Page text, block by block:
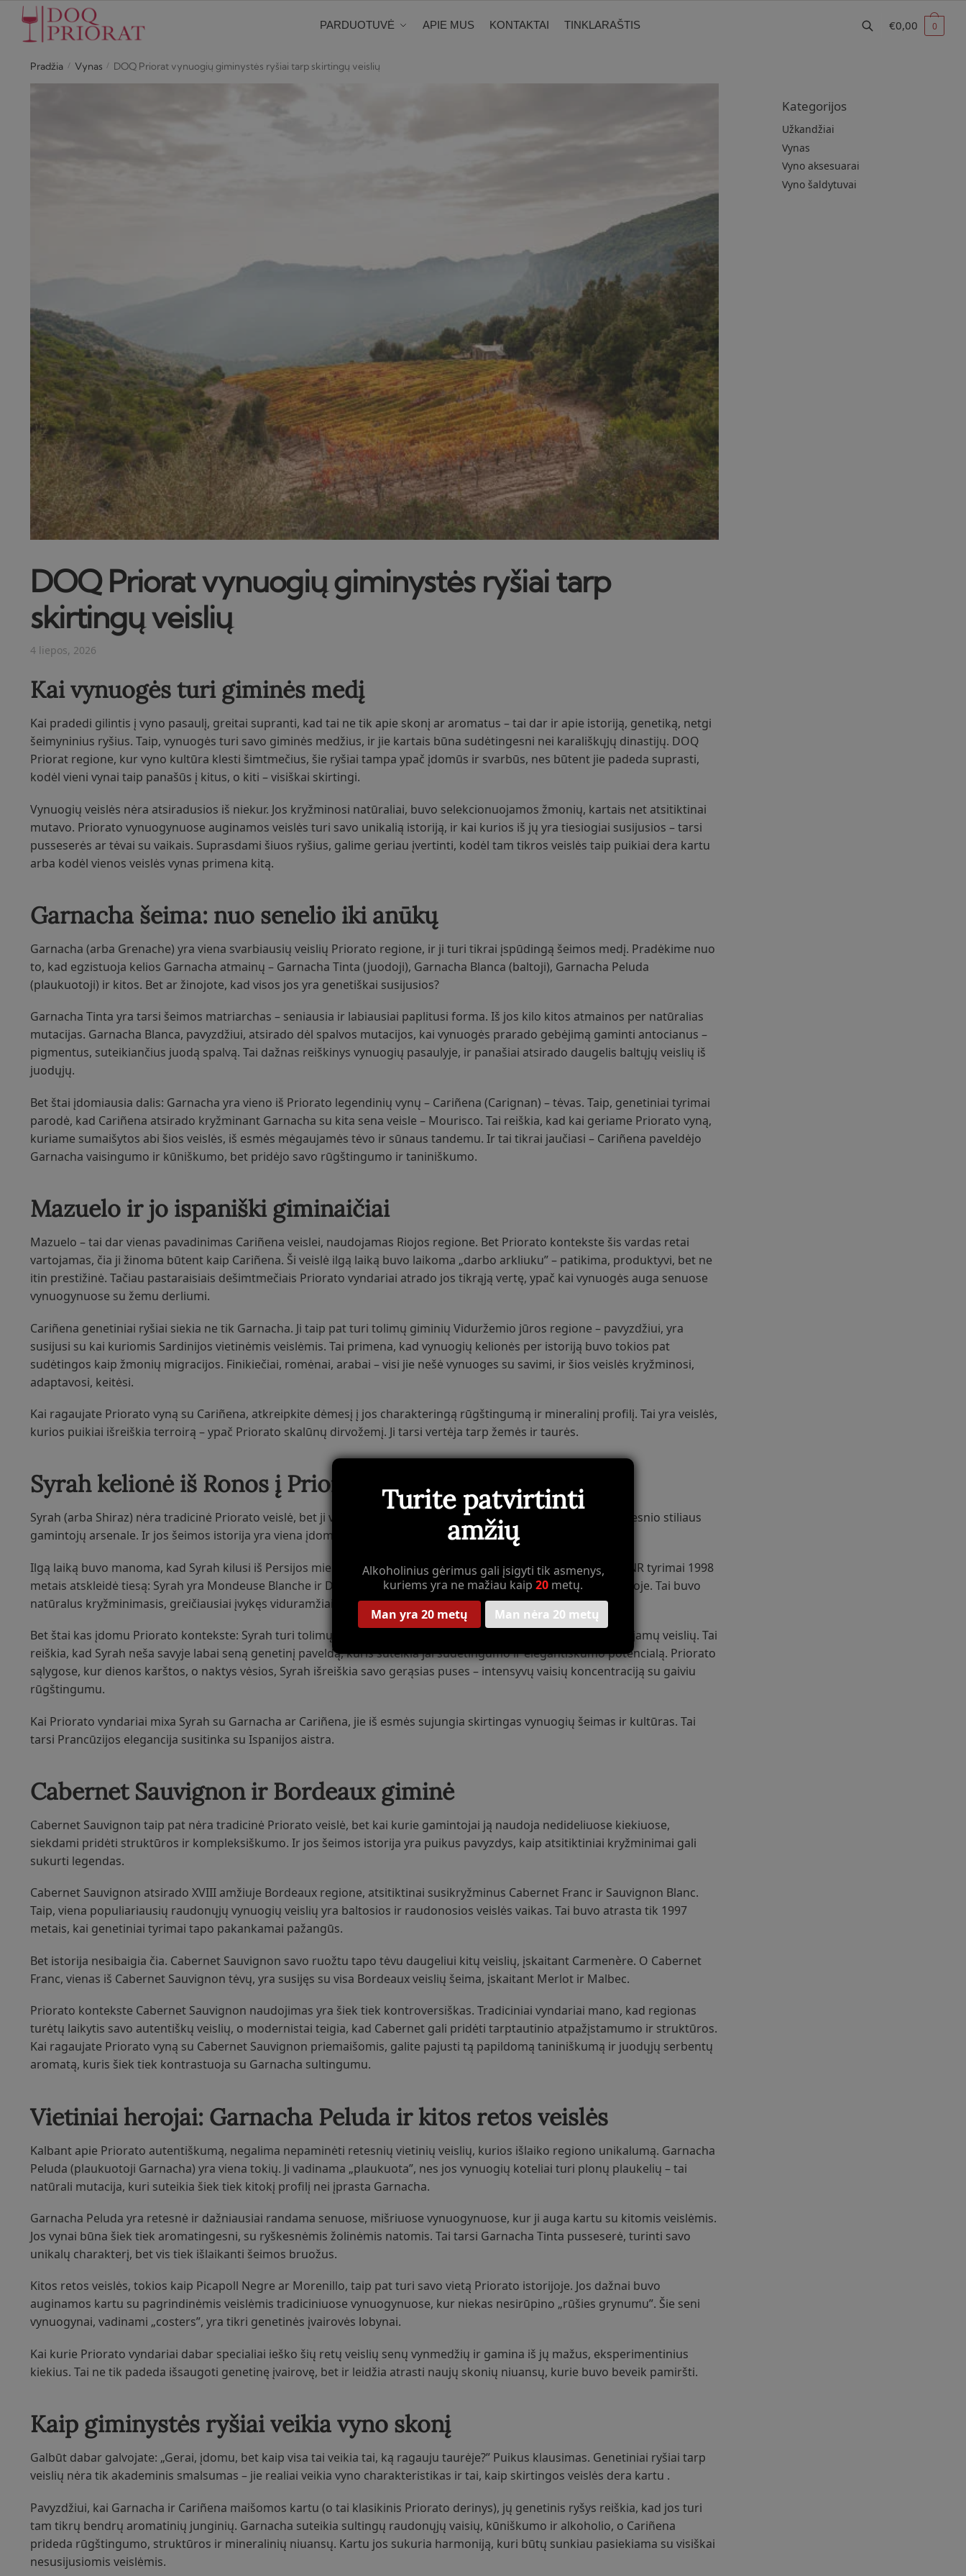
navigation
content
PARDUOTUVĖ APIE MUS KONTAKTAI TINKLARAŠTIS €0,00 0
Pradžia / Vynas / DOQ Priorat vynuogių giminystės ryšiai tarp skirtingų veislių
DOQ Priorat vynuogių giminystės ryšiai tarp
skirtingų veislių
4 liepos, 2026
Kai vynuogės turi giminės medį
Kai pradedi gilintis į vyno pasaulį, greitai supranti, kad tai ne tik apie skonį ar aromatus – tai dar ir apie istoriją, genetiką, netgi
šeimyninius ryšius. Taip, vynuogės turi savo giminės medžius, ir jie kartais būna sudėtingesni nei karališkųjų dinastijų. DOQ
Priorat regione, kur vyno kultūra klesti šimtmečius, šie ryšiai tampa ypač įdomūs ir svarbūs, nes būtent jie padeda suprasti,
kodėl vieni vynai taip panašūs į kitus, o kiti – visiškai skirtingi.
Vynuogių veislės nėra atsiradusios iš niekur. Jos kryžminosi natūraliai, buvo selekcionuojamos žmonių, kartais net atsitiktinai
mutavo. Priorato vynuogynuose auginamos veislės turi savo unikalią istoriją, ir kai kurios iš jų yra tiesiogiai susijusios – tarsi
pusseserės ar tėvai su vaikais. Suprasdami šiuos ryšius, galime geriau įvertinti, kodėl tam tikros veislės taip puikiai dera kartu
arba kodėl vienos veislės vynas primena kitą.
Garnacha šeima: nuo senelio iki anūkų
Garnacha (arba Grenache) yra viena svarbiausių veislių Priorato regione, ir ji turi tikrai įspūdingą šeimos medį. Pradėkime nuo
to, kad egzistuoja kelios Garnacha atmainų – Garnacha Tinta (juodoji), Garnacha Blanca (baltoji), Garnacha Peluda
(plaukuotoji) ir kitos. Bet ar žinojote, kad visos jos yra genetiškai susijusios?
Garnacha Tinta yra tarsi šeimos matriarchas – seniausia ir labiausiai paplitusi forma. Iš jos kilo kitos atmainos per natūralias
mutacijas. Garnacha Blanca, pavyzdžiui, atsirado dėl spalvos mutacijos, kai vynuogės prarado gebėjimą gaminti antocianus –
pigmentus, suteikiančius juodą spalvą. Tai dažnas reiškinys vynuogių pasaulyje, ir panašiai atsirado daugelis baltųjų veislių iš
juodųjų.
Bet štai įdomiausia dalis: Garnacha yra vieno iš Priorato legendinių vynų – Cariñena (Carignan) – tėvas. Taip, genetiniai tyrimai
parodė, kad Cariñena atsirado kryžminant Garnacha su kita sena veisle – Mourisco. Tai reiškia, kad kai geriame Priorato vyną,
kuriame sumaišytos abi šios veislės, iš esmės mėgaujamės tėvo ir sūnaus tandemu. Ir tai tikrai jaučiasi – Cariñena paveldėjo
Garnacha vaisingumo ir kūniškumo, bet pridėjo savo rūgštingumo ir taniniškumo.
Mazuelo ir jo ispaniški giminaičiai
Mazuelo – tai dar vienas pavadinimas Cariñena veislei, naudojamas Riojos regione. Bet Priorato kontekste šis vardas retai
vartojamas, čia ji žinoma būtent kaip Cariñena. Ši veislė ilgą laiką buvo laikoma „darbo arkliuku” – patikima, produktyvi, bet ne
itin prestižinė. Tačiau pastaraisiais dešimtmečiais Priorato vyndariai atrado jos tikrąją vertę, ypač kai vynuogės auga senuose
vynuogynuose su žemu derliumi.
Cariñena genetiniai ryšiai siekia ne tik Garnacha. Ji taip pat turi tolimų giminių Viduržemio jūros regione – pavyzdžiui, yra
susijusi su kai kuriomis Sardinijos vietinėmis veislėmis. Tai primena, kad vynuogių kelionės per istoriją buvo tokios pat
sudėtingos kaip žmonių migracijos. Finikiečiai, romėnai, arabai – visi jie nešė vynuoges su savimi, ir šios veislės kryžminosi,
adaptavosi, keitėsi.
Kai ragaujate Priorato vyną su Cariñena, atkreipkite dėmesį į jos charakteringą rūgštingumą ir mineralinį profilį. Tai yra veislės,
kurios puikiai išreiškia terroirą – ypač Priorato skalūnų dirvožemį. Ji tarsi vertėja tarp žemės ir taurės.
Syrah kelionė iš Ronos į Prioratą
Syrah (arba Shiraz) nėra tradicinė Priorato veislė, bet ji vis dažniau pasirodo šio regiono vynuose, ypač modernesnio stiliaus
gamintojų arsenale. Ir jos šeimos istorija yra viena įdomiausių vyno pasaulyje.
Ilgą laiką buvo manoma, kad Syrah kilusi iš Persijos miesto Shiraz – iš čia ir alternatyvus pavadinimas. Tačiau DNR tyrimai 1998
metais atskleidė tiesą: Syrah yra Mondeuse Blanche ir Dureza junginys, abi veislės kilę iš Ronos slėnio Prancūzijoje. Tai buvo
natūralus kryžminimasis, greičiausiai įvykęs viduramžiais.
Bet štai kas įdomu Priorato kontekste: Syrah turi tolimų genetinių ryšių su Pinot Noir – viena seniausių kultivuojamų veislių. Tai
reiškia, kad Syrah neša savyje labai seną genetinį paveldą, kuris suteikia jai sudėtingumo ir elegantiškumo potencialą. Priorato
sąlygose, kur dienos karštos, o naktys vėsios, Syrah išreiškia savo gerąsias puses – intensyvų vaisių koncentraciją su gaiviu
rūgštingumu.
Kai Priorato vyndariai mixa Syrah su Garnacha ar Cariñena, jie iš esmės sujungia skirtingas vynuogių šeimas ir kultūras. Tai
tarsi Prancūzijos elegancija susitinka su Ispanijos aistra.
Cabernet Sauvignon ir Bordeaux giminė
Cabernet Sauvignon taip pat nėra tradicinė Priorato veislė, bet kai kurie gamintojai ją naudoja nedideliuose kiekiuose,
siekdami pridėti struktūros ir kompleksiškumo. Ir jos šeimos istorija yra puikus pavyzdys, kaip atsitiktiniai kryžminimai gali
sukurti legendas.
Cabernet Sauvignon atsirado XVIII amžiuje Bordeaux regione, atsitiktinai susikryžminus Cabernet Franc ir Sauvignon Blanc.
Taip, viena populiariausių raudonųjų vynuogių veislių yra baltosios ir raudonosios veislės vaikas. Tai buvo atrasta tik 1997
metais, kai genetiniai tyrimai tapo pakankamai pažangūs.
Bet istorija nesibaigia čia. Cabernet Sauvignon savo ruožtu tapo tėvu daugeliui kitų veislių, įskaitant Carmenère. O Cabernet
Franc, vienas iš Cabernet Sauvignon tėvų, yra susijęs su visa Bordeaux veislių šeima, įskaitant Merlot ir Malbec.
Priorato kontekste Cabernet Sauvignon naudojimas yra šiek tiek kontroversiškas. Tradiciniai vyndariai mano, kad regionas
turėtų laikytis savo autentiškų veislių, o modernistai teigia, kad Cabernet gali pridėti tarptautinio atpažįstamumo ir struktūros.
Kai ragaujate Priorato vyną su Cabernet Sauvignon priemaišomis, galite pajusti tą papildomą taniniškumą ir juodųjų serbentų
aromatą, kuris šiek tiek kontrastuoja su Garnacha sultingumu.
Vietiniai herojai: Garnacha Peluda ir kitos retos veislės
Kalbant apie Priorato autentiškumą, negalima nepaminėti retesnių vietinių veislių, kurios išlaiko regiono unikalumą. Garnacha
Peluda (plaukuotoji Garnacha) yra viena tokių. Ji vadinama „plaukuota”, nes jos vynuogių koteliai turi plonų plaukelių – tai
natūrali mutacija, kuri suteikia šiek tiek kitokį profilį nei įprasta Garnacha.
Garnacha Peluda yra retesnė ir dažniausiai randama senuose, mišriuose vynuogynuose, kur ji auga kartu su kitomis veislėmis.
Jos vynai būna šiek tiek aromatingesni, su ryškesnėmis žolinėmis natomis. Tai tarsi Garnacha Tinta pusseserė, turinti savo
unikalų charakterį, bet vis tiek išlaikanti šeimos bruožus.
Kitos retos veislės, tokios kaip Picapoll Negre ar Morenillo, taip pat turi savo vietą Priorato istorijoje. Jos dažnai buvo
auginamos kartu su pagrindinėmis veislėmis tradiciniuose vynuogynuose, kur niekas nesirūpino „rūšies grynumu”. Šie seni
vynuogynai, vadinami „costers”, yra tikri genetinės įvairovės lobynai.
Kai kurie Priorato vyndariai dabar specialiai ieško šių retų veislių senų vynmedžių ir gamina iš jų mažus, eksperimentinius
kiekius. Tai ne tik padeda išsaugoti genetinę įvairovę, bet ir leidžia atrasti naujų skonių niuansų, kurie buvo beveik pamiršti.
Kaip giminystės ryšiai veikia vyno skonį
Galbūt dabar galvojate: „Gerai, įdomu, bet kaip visa tai veikia tai, ką ragauju taurėje?” Puikus klausimas. Genetiniai ryšiai tarp
veislių nėra tik akademinis smalsumas – jie realiai veikia vyno charakteristikas ir tai, kaip skirtingos veislės dera kartu .
Pavyzdžiui, kai Garnacha ir Cariñena maišomos kartu (o tai klasikinis Priorato derinys), jų genetinis ryšys reiškia, kad jos turi
tam tikrų bendrų aromatinių junginių. Garnacha suteikia sultingų raudonųjų vaisių, kūniškumo ir alkoholio, o Cariñena
prideda rūgštingumo, struktūros ir mineralinių niuansų. Kartu jos sukuria harmoniją, kuri būtų sunkiau pasiekiama su visiškai
nesusijusiomis veislėmis.
Kategorijos
Užkandžiai
Vynas
Vyno aksesuarai
Vyno šaldytuvai
Turite patvirtinti
amžių
Alkoholinius gėrimus gali įsigyti tik asmenys,
kuriems yra ne mažiau kaip 20 metų.
Man yra 20 metų
Man nėra 20 metų